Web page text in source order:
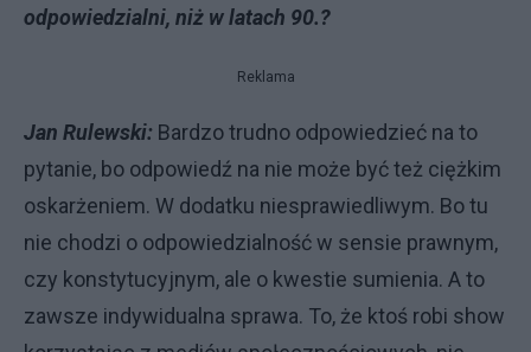
odpowiedzialni, niż w latach 90.?
Reklama
Jan Rulewski: Bardzo trudno odpowiedzieć na to
pytanie, bo odpowiedź na nie może być też ciężkim
oskarżeniem. W dodatku niesprawiedliwym. Bo tu
nie chodzi o odpowiedzialność w sensie prawnym,
czy konstytucyjnym, ale o kwestie sumienia. A to
zawsze indywidualna sprawa. To, że ktoś robi show